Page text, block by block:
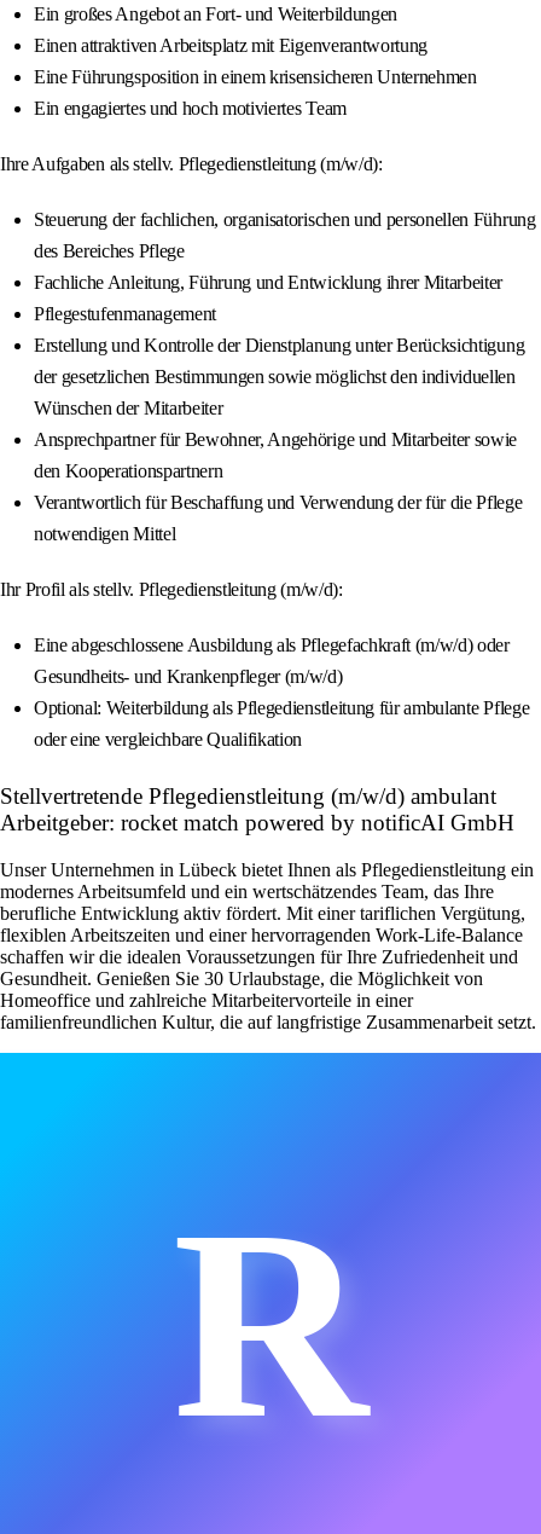
Ein großes Angebot an Fort- und Weiterbildungen
Einen attraktiven Arbeitsplatz mit Eigenverantwortung
Eine Führungsposition in einem krisensicheren Unternehmen
Ein engagiertes und hoch motiviertes Team
Ihre Aufgaben als stellv. Pflegedienstleitung (m/w/d):
Steuerung der fachlichen, organisatorischen und personellen Führung
des Bereiches Pflege
Fachliche Anleitung, Führung und Entwicklung ihrer Mitarbeiter
Pflegestufenmanagement
Erstellung und Kontrolle der Dienstplanung unter Berücksichtigung
der gesetzlichen Bestimmungen sowie möglichst den individuellen
Wünschen der Mitarbeiter
Ansprechpartner für Bewohner, Angehörige und Mitarbeiter sowie
den Kooperationspartnern
Verantwortlich für Beschaffung und Verwendung der für die Pflege
notwendigen Mittel
Ihr Profil als stellv. Pflegedienstleitung (m/w/d):
Eine abgeschlossene Ausbildung als Pflegefachkraft (m/w/d) oder
Gesundheits- und Krankenpfleger (m/w/d)
Optional: Weiterbildung als Pflegedienstleitung für ambulante Pflege
oder eine vergleichbare Qualifikation
Stellvertretende Pflegedienstleitung (m/w/d) ambulant
Arbeitgeber: rocket match powered by notificAI GmbH
Unser Unternehmen in Lübeck bietet Ihnen als Pflegedienstleitung ein
modernes Arbeitsumfeld und ein wertschätzendes Team, das Ihre
berufliche Entwicklung aktiv fördert. Mit einer tariflichen Vergütung,
flexiblen Arbeitszeiten und einer hervorragenden Work-Life-Balance
schaffen wir die idealen Voraussetzungen für Ihre Zufriedenheit und
Gesundheit. Genießen Sie 30 Urlaubstage, die Möglichkeit von
Homeoffice und zahlreiche Mitarbeitervorteile in einer
familienfreundlichen Kultur, die auf langfristige Zusammenarbeit setzt.
R